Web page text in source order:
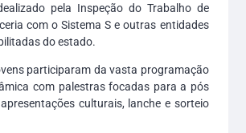
pela Inspeção do Trabalho de
com o Sistema S e outras entidades
do estado.
participaram da vasta programação
com palestras focadas para a pós
culturais, lanche e sorteio